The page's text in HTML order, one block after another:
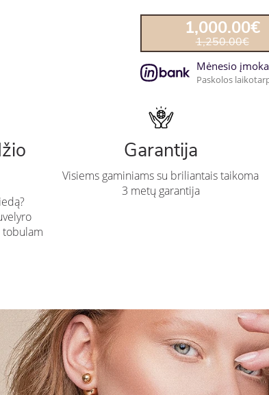
1,000.00€
1,250.00€
Mėnesio
Paskolos
tobulam
Garantija
Visiems gaminiams su briliantais taikoma
3 metų garantija